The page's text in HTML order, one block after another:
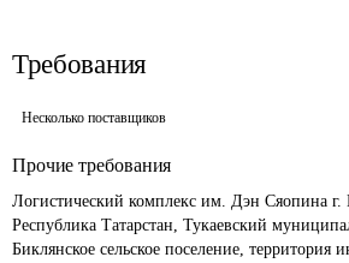
Требования
Несколько поставщиков
Прочие требования
Логистический комплекс им. Дэн Сяопина
Республика Татарстан, Тукаевский
Биклянское сельское поселение, территория